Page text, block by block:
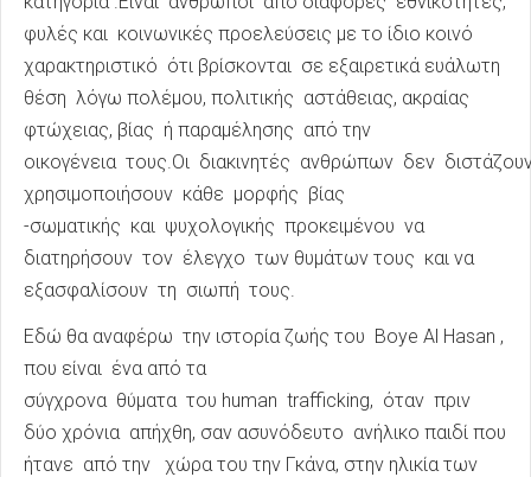
φυλές και κοινωνικές προελεύσεις με το ίδιο κοινό
χαρακτηριστικό ότι βρίσκονται σε εξαιρετικά ευάλωτη
θέση λόγω πολέμου, πολιτικής αστάθειας, ακραίας
φτώχειας, βίας ή παραμέλησης από την
οικογένεια τους.Οι διακινητές ανθρώπων δεν
χρησιμοποιήσουν κάθε μορφής βίας
-σωματικής και ψυχολογικής προκειμένου να
διατηρήσουν τον έλεγχο των θυμάτων τους και να
εξασφαλίσουν τη σιωπή τους.
Εδώ θα αναφέρω την ιστορία ζωής του Boye Al Hasan ,
που είναι ένα από τα
σύγχρονα θύματα του human trafficking, όταν πριν
δύο χρόνια απήχθη, σαν ασυνόδευτο ανήλικο παιδί που
ήτανε από την χώρα του την Γκάνα, στην ηλικία των